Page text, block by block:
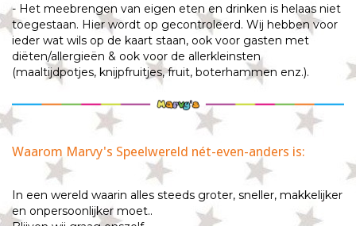
- Het meebrengen van eigen eten en drinken is helaas niet
toegestaan. Hier wordt op gecontroleerd. Wij hebben voor
ieder wat wils op de kaart staan, ook voor gasten met
diëten/allergieën & ook voor de allerkleinsten
(maaltijdpotjes, knijpfruitjes, fruit, boterhammen enz.).
Waarom Marvy's Speelwereld nét-even-anders is:
In een wereld waarin alles steeds groter, sneller, makkelijker
en onpersoonlijker moet..